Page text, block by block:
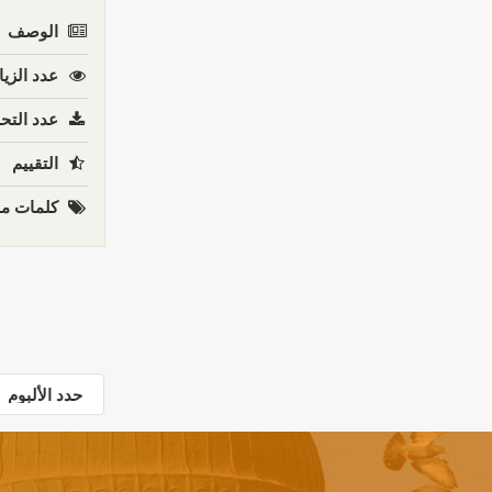
الوصف
عدد
عدد
التقييم
كلمات